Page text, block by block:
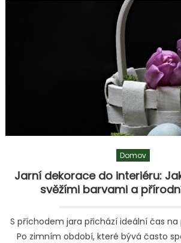
sedačky
a
křesla
na
terasu
Domov
Jarní dekorace do interiéru:
svěžími barvami a
S příchodem jara přichází ideální čas
Po zimním období, které bývá často